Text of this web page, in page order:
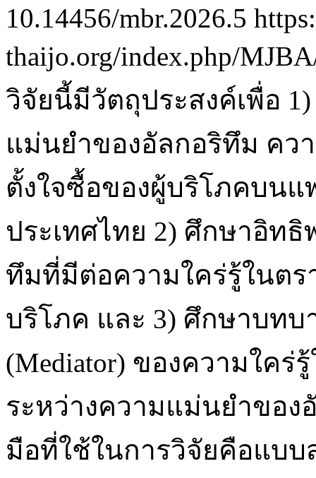
10.14456/mbr.2026.5
thaijo.org/index.php/
วิจัยนี้มีวัตถุประสงค์เพื่อ
แม่นยำของอัลกอริทึม คว
ตั้งใจซื้อของผู้บริโภคบนแ
ประเทศไทย 2) ศึกษาอิท
ทึมที่มีต่อความใคร่รู้ในต
บริโภค และ 3) ศึกษาบท
(Mediator) ของความใค
ระหว่างความแม่นยำของ
มือที่ใช้ในการวิจัยคือแบ